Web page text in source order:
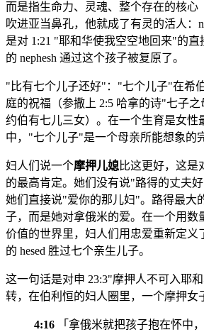
而是指生命力、灵魂、整个存在的核心
吹进亚当鼻孔，他就成了有灵的活人：
是对 1:21 "耶和华使我空空地回来"的
的 nephesh 通过这个孩子被复原了。
"比有七个儿子还好"："七个儿子"在希
庭的祝福（参撒上 2:5 哈拿的诗"七子
约伯有七儿三女）。在一个生育是女性
中，"七个儿子"是一个母亲所能想象的
妇人们说一个摩押儿媳比这更好，这是
的最高肯定。她们没有说"路得的丈夫
她们直接说"爱你的那儿妇"。路得最大
子，而是她对拿俄米的爱。在一个用数
价值的世界里，妇人们用忠爱重新定义
的 hesed 胜过七个亲生儿子。
这一句话是对申 23:3"摩押人不可入耶
转，在伯利恒的妇人圈里，一个摩押女
4:16 「拿俄米就把孩子抱在怀中